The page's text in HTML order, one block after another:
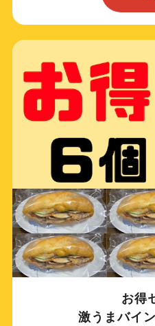
お得
激うまバイ